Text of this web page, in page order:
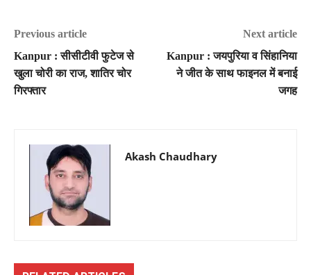
Previous article
Kanpur : सीसीटीवी फुटेज से
खुला चोरी का राज, शातिर चोर
गिरफ्तार
Next article
Kanpur : जयपुरिया व सिंहानिया
ने जीत के साथ फाइनल में बनाई
जगह
Akash Chaudhary